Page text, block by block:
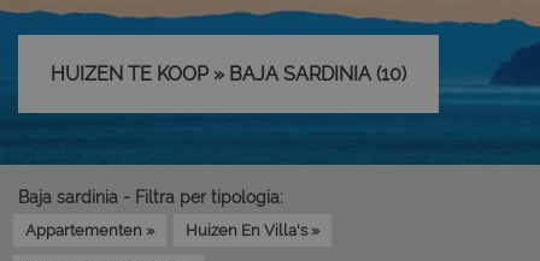
HUIZEN TE KOOP » BAJA SARDINIA (10)
Baja sardinia - Filtra per tipologia:
Appartementen » Huizen En Villa's »